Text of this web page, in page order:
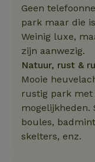
Geen
park maar die
Weinig luxe,
zijn aanwezig.
Natuur, rust &
Mooie
rustig park
mogelijkheden.
boules,
skelters, enz.